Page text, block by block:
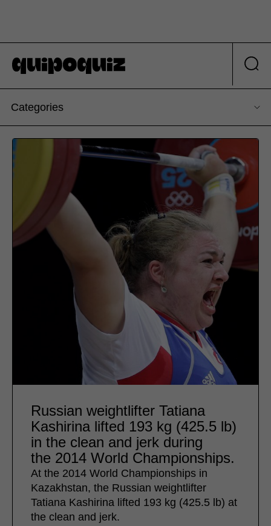
Categories
Russian weightlifter Tatiana
Kashirina lifted 193 kg (425.5 lb)
in the clean and jerk during
the 2014 World Championships.
At the 2014 World Championships in
Kazakhstan, the Russian weightlifter
Tatiana Kashirina lifted 193 kg (425.5 lb) at
the clean and jerk.